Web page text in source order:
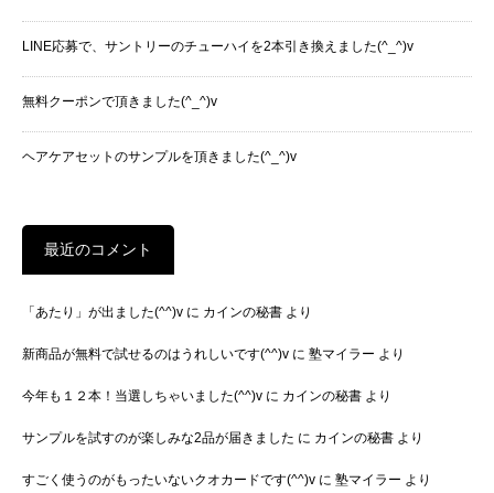
LINE応募で、サントリーのチューハイを2本引き換えました(^_^)v
無料クーポンで頂きました(^_^)v
ヘアケアセットのサンプルを頂きました(^_^)v
最近のコメント
「あたり」が出ました(^^)v に カインの秘書 より
新商品が無料で試せるのはうれしいです(^^)v に 塾マイラー より
今年も１２本！当選しちゃいました(^^)v に カインの秘書 より
サンプルを試すのが楽しみな2品が届きました に カインの秘書 より
すごく使うのがもったいないクオカードです(^^)v に 塾マイラー より